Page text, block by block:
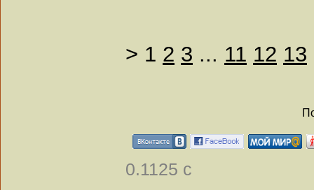
> 1 2 3 ... 11 12 13
0.1125 с